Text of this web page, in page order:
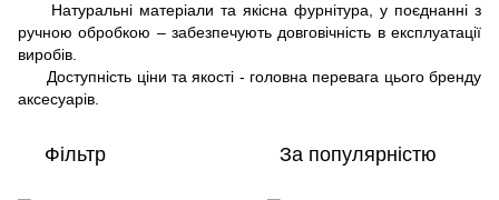
Натуральні матеріали та якісна фурнітура, у поєднанні з
ручною обробкою – забезпечують довговічність в експлуатації
виробів.
Доступність ціни та якості - головна перевага цього бренду
аксесуарів.
Фільтр За популярністю